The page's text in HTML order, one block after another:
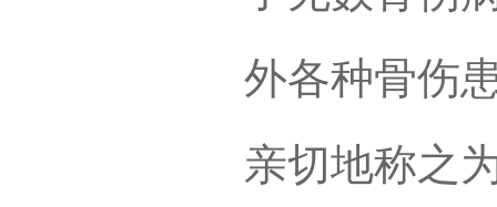
外各种骨伤
亲切地称之